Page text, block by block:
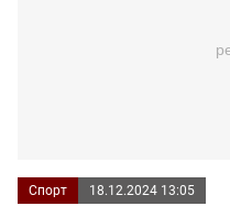
Спорт 18.12.2024 13:05